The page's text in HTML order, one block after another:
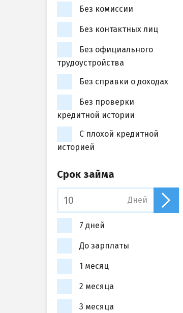
Без комиссии
Без контактных лиц
Без официального
трудоустройства
Без справки о доходах
Без проверки
кредитной истории
С плохой кредитной
историей
Срок займа
Дней
7 дней
До зарплаты
1 месяц
2 месяца
3 месяца